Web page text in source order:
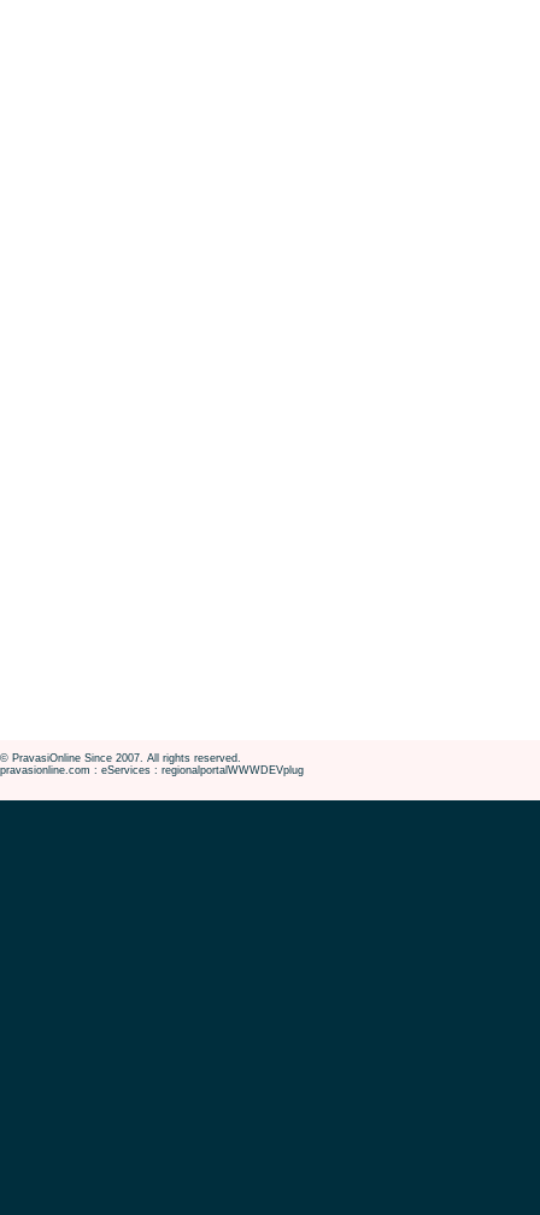
© PravasiOnline Since 2007. All rights reserved.
pravasionline.com : eServices : regionalportalWWWDEVplug